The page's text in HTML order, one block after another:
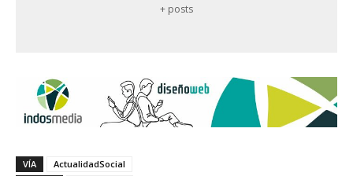
+ posts
VÍA
ActualidadSocial